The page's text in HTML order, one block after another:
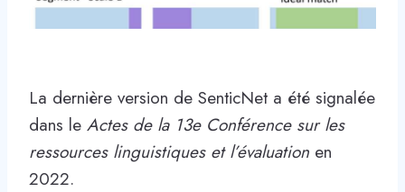
La dernière version de SenticNet a été signalée
dans le Actes de la 13e Conférence sur les
ressources linguistiques et l’évaluation en
2022.